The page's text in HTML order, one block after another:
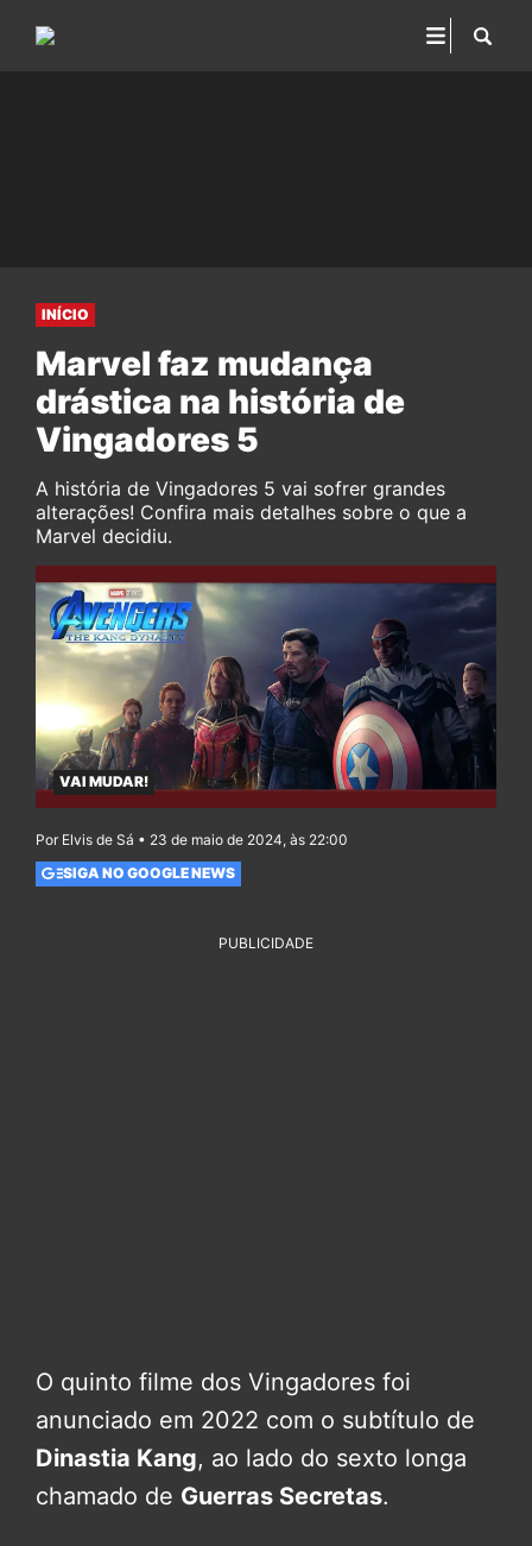
INÍCIO
Marvel faz mudança
drástica na história de
Vingadores 5
A história de Vingadores 5 vai sofrer grandes
alterações! Confira mais detalhes sobre o que a
Marvel decidiu.
VAI MUDAR!
Por Elvis de Sá • 23 de maio de 2024, às 22:00
SIGA NO GOOGLE NEWS
PUBLICIDADE
O quinto filme dos Vingadores foi
anunciado em 2022 com o subtítulo de
Dinastia Kang, ao lado do sexto longa
chamado de Guerras Secretas.